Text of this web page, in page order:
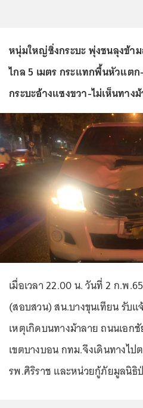
หนุ่มใหญ่ซิ่งกระบะ พุ่งชนลุงข้า
ไกล 5 เมตร กระแทกพื้นหัวแต
กระบะอ้างแซงขวา-ไม่เห็นทาง
เมื่อเวลา 22.00 น. วันที่ 2 ก.พ
(สอบสวน) สน.บางขุนเทียน รับ
เหตุเกิดบนทางม้าลาย ถนนเอก
เขตบางบอน กทม.จึงเดินทางไ
รพ.ศิริราช และหน่วยกู้ภัยมูลนิธิ